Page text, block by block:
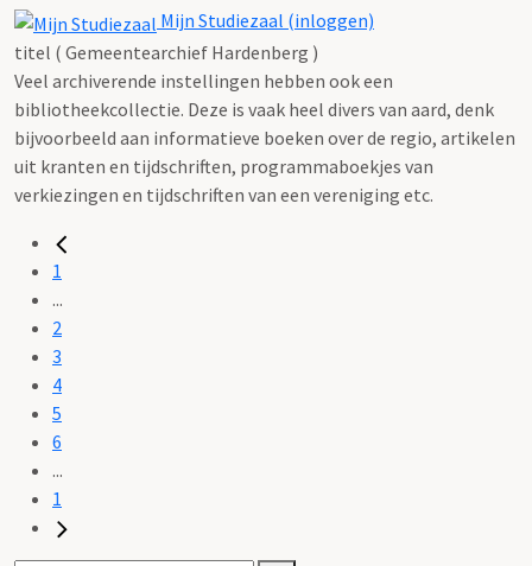
Mijn Studiezaal (inloggen)
titel ( Gemeentearchief Hardenberg )
Veel archiverende instellingen hebben ook een
bibliotheekcollectie. Deze is vaak heel divers van aard, denk
bijvoorbeeld aan informatieve boeken over de regio, artikelen
uit kranten en tijdschriften, programmaboekjes van
verkiezingen en tijdschriften van een vereniging etc.
1
...
2
3
4
5
6
...
1